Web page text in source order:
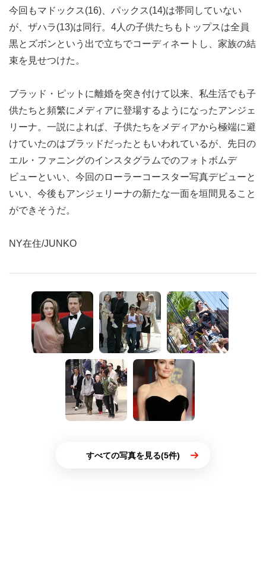
今回もマドックス(16)、パックス(14)は帯同していない
が、ザハラ(13)は同行。4人の子供たちもトップスは全員
黒とズボンという出で立ちでコーディネートし、家族の結
束を見せつけた。
ブラッド・ピットに離婚を突き付けて以来、私生活でも子
供たちと頻繁にメディアに登場するようになったアンジェ
リーナ。一説によれば、子供たちをメディアから極端に避
けていたのはブラッドだったともいわれているが、先日の
エル・ファニングのインスタグラムでのフォトボムデ
ビューといい、今回のローラーコースター写真デビューと
いい、今後もアンジェリーナの新たな一面を垣間見ること
ができそうだ。
NY在住/JUNKO
すべての写真を見る(5件)